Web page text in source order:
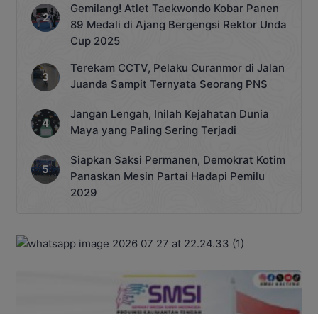
Gemilang! Atlet Taekwondo Kobar Panen
89 Medali di Ajang Bergengsi Rektor Unda
Cup 2025
Terekam CCTV, Pelaku Curanmor di Jalan
Juanda Sampit Ternyata Seorang PNS
Jangan Lengah, Inilah Kejahatan Dunia
Maya yang Paling Sering Terjadi
Siapkan Saksi Permanen, Demokrat Kotim
Panaskan Mesin Partai Hadapi Pemilu
2029